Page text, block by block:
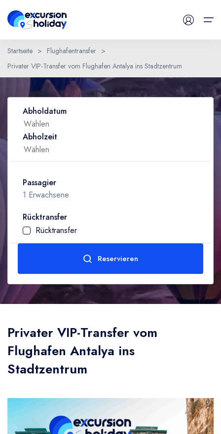
Tägliche Tour
Flughafentransfer
Blog
Kontaktiere uns
Startseite > Flughafentransfer >
Privater VIP-Transfer vom Flughafen Antalya ins Stadtzentrum
Abholdatum
Abholzeit
Passagier
1 Erwachsene
Erwachsene
1
Kind
Age (0-10)
0
Rücktransfer
Rücktransfer
Reservieren
Privater VIP-Transfer vom
Flughafen Antalya ins
Stadtzentrum
Eine Frage haben ?